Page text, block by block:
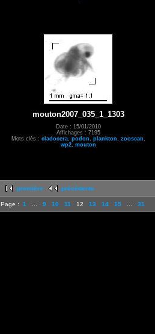
mouton2007_035_1_1303
Date : 15/01/2010
Affichages : 7195
Mots clés : cladocera podon plankton zooscan
wp2 mouton
première précédente
Page : 1 9 10 11 12 13 14 15 31